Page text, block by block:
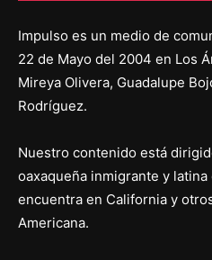
Impulso es un medio de
22 de Mayo del 2004 en Los
Mireya Olivera, Guadalupe
Rodríguez.
Nuestro contenido está
oaxaqueña inmigrante y
encuentra en California y
Americana.